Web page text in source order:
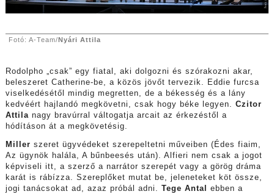
Fotó: A-Team/Nyári Attila
Rodolpho „csak” egy fiatal, aki dolgozni és szórakozni akar,
beleszeret Catherine-be, a közös jövőt tervezik. Eddie furcsa
viselkedésétől mindig megretten, de a békesség és a lány
kedvéért hajlandó megkövetni, csak hogy béke legyen. Czitor
Attila nagy bravúrral váltogatja arcait az érkezéstől a
hódításon át a megkövetésig.
Miller szeret ügyvédeket szerepeltetni műveiben (Édes fiaim,
Az ügynök halála, A bűnbeesés után). Alfieri nem csak a jogot
képviseli itt, a szerző a narrátor szerepét vagy a görög dráma
karát is rábízza. Szereplőket mutat be, jeleneteket köt össze,
jogi tanácsokat ad, azaz próbál adni. Tege Antal
ebben a